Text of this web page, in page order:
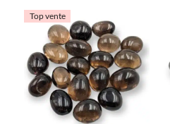
Top vente